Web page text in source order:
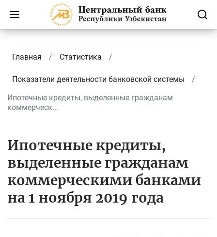
Главная Статистика
Показатели деятельности банковской системы
Ипотечные кредиты, выделенные гражданам
коммерческ...
Ипотечные кредиты,
выделенные гражданам
коммерческими банками
на 1 ноября 2019 года